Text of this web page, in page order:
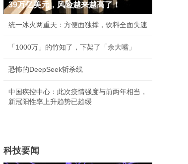
39万亿美元，风险越来越高了！
统一冰火两重天：方便面独撑，饮料全面失速
「1000万」的竹知了，下架了「余大嘴」
恐怖的DeepSeek斩杀线
中国疾控中心：此次疫情强度与前两年相当，
新冠阳性率上升趋势已趋缓
科技要闻